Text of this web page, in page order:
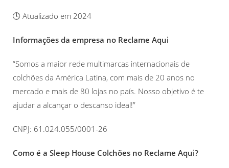
🕒 Atualizado em 2024
Informações da empresa no Reclame Aqui
“Somos a maior rede multimarcas internacionais de
colchões da América Latina, com mais de 20 anos no
mercado e mais de 80 lojas no país. Nosso objetivo é te
ajudar a alcançar o descanso ideal!”
CNPJ: 61.024.055/0001-26
Como é a Sleep House Colchões no Reclame Aqui?